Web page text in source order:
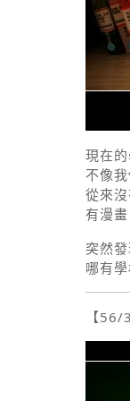
現在
不像
從來
有漫
突然
哪有
【